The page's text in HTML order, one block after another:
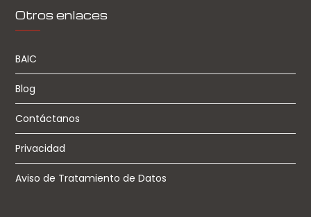
Otros enlaces
BAIC
Blog
Contáctanos
Privacidad
Aviso de Tratamiento de Datos